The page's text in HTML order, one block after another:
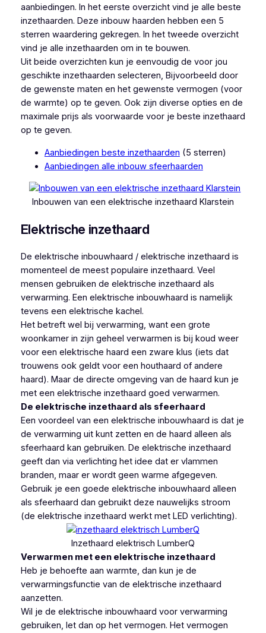
aanbiedingen. In het eerste overzicht vind je alle beste
inzethaarden. Deze inbouw haarden hebben een 5
sterren waardering gekregen. In het tweede overzicht
vind je alle inzethaarden om in te bouwen.
Uit beide overzichten kun je eenvoudig de voor jou
geschikte inzethaarden selecteren, Bijvoorbeeld door
de gewenste maten en het gewenste vermogen (voor
de warmte) op te geven. Ook zijn diverse opties en de
maximale prijs als voorwaarde voor je beste inzethaard
op te geven.
Aanbiedingen beste inzethaarden (5 sterren)
Aanbiedingen alle inbouw sfeerhaarden
Inbouwen van een elektrische inzethaard Klarstein
Elektrische inzethaard
De elektrische inbouwhaard / elektrische inzethaard is
momenteel de meest populaire inzethaard. Veel
mensen gebruiken de elektrische inzethaard als
verwarming. Een elektrische inbouwhaard is namelijk
tevens een elektrische kachel.
Het betreft wel bij verwarming, want een grote
woonkamer in zijn geheel verwarmen is bij koud weer
voor een elektrische haard een zware klus (iets dat
trouwens ook geldt voor een houthaard of andere
haard). Maar de directe omgeving van de haard kun je
met een elektrische inzethaard goed verwarmen.
De elektrische inzethaard als sfeerhaard
Een voordeel van een elektrische inbouwhaard is dat je
de verwarming uit kunt zetten en de haard alleen als
sfeerhaard kan gebruiken. De elektrische inzethaard
geeft dan via verlichting het idee dat er vlammen
branden, maar er wordt geen warme afgegeven.
Gebruik je een goede elektrische inbouwhaard alleen
als sfeerhaard dan gebruikt deze nauwelijks stroom
(de elektrische inzethaard werkt met LED verlichting).
Inzethaard elektrisch LumberQ
Verwarmen met een elektrische inzethaard
Heb je behoefte aan warmte, dan kun je de
verwarmingsfunctie van de elektrische inzethaard
aanzetten.
Wil je de elektrische inbouwhaard voor verwarming
gebruiken, let dan op het vermogen. Het vermogen